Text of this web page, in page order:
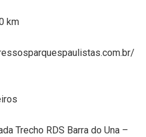
km
Trecho RDS Barra do Una –